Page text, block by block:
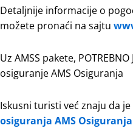
Detaljnije informacije o
možete pronaći na sajtu
Uz AMSS pakete,
osiguranje AMS Osiguranja
Iskusni turisti već znaju da je
osiguranja AMS Osiguranja